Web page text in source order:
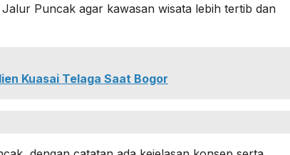
Puncak agar kawasan wisata lebih tertib dan
Kuasai Telaga Saat Bogor